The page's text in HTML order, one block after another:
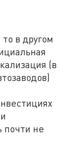
в другом
(в
почти не